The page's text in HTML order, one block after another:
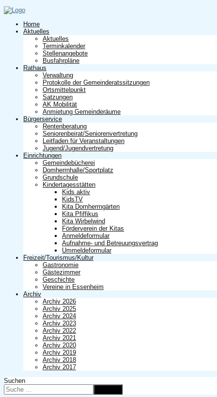
Home
Aktuelles
Aktuelles
Terminkalender
Stellenangebote
Busfahrpläne
Rathaus
Verwaltung
Protokolle der Gemeinderatssitzungen
Ortsmittelpunkt
Satzungen
AK Mobilität
Anmietung Gemeinderäume
Bürgerservice
Rentenberatung
Seniorenbeirat/Seniorenvertretung
Leitfaden für Veranstaltungen
Jugend/Jugendvertretung
Einrichtungen
Gemeindebücherei
Domherrnhalle/Sportplatz
Grundschule
Kindertagesstätten
Kids aktiv
KidsTV
Kita Domherrngärten
Kita Pfiffikus
Kita Wirbelwind
Förderverein der Kitas
Anmeldeformular
Aufnahme- und Betreuungsvertrag
Ummeldeformular
Freizeit/Tourismus/Kultur
Gastronomie
Gästezimmer
Geschichte
Vereine in Essenheim
Archiv
Archiv 2026
Archiv 2025
Archiv 2024
Archiv 2023
Archiv 2022
Archiv 2021
Archiv 2020
Archiv 2019
Archiv 2018
Archiv 2017
Suchen